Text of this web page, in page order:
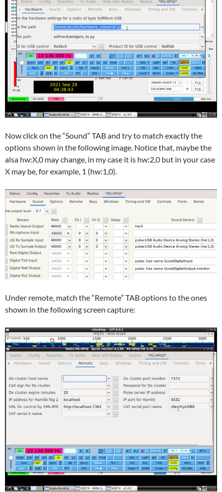
Now click on the “Sound” TAB and try to match exactly the
options shown in the following image. Notice that, maybe the
alsa hw:X,0 may change, in my case it is hw:2,0 but in your case
X may be, for example, 1 (hw:1,0).
Under remote, match the “Remote” TAB options to the ones
shown in the following screen capture: